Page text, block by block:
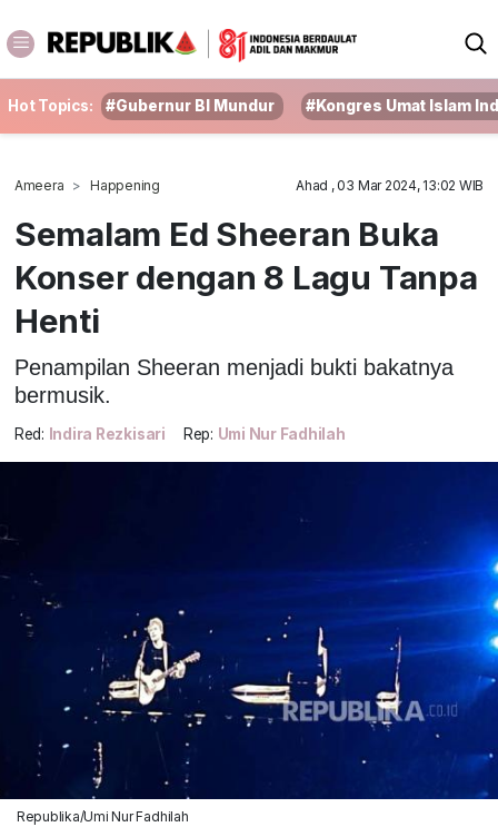
Hot Topics: #Gubernur BI Mundur #Kongres Umat Islam
Ameera Happening Ahad , 03 Mar 2024, 13:02 WIB
Semalam Ed Sheeran Buka
Konser dengan 8 Lagu Tanpa
Henti
Penampilan Sheeran menjadi bukti bakatnya
bermusik.
Red: Indira Rezkisari Rep: Umi Nur Fadhilah
Republika/Umi Nur Fadhilah